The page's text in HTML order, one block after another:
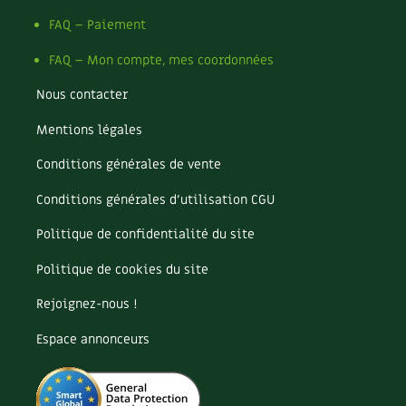
Société et alternatives
Vivre l’écologie
Protéger la nature
Actions pour la planète
Les 4 saisons
Archives
FAQ – Paiement
FAQ – Mon compte, mes coordonnées
Nous contacter
Mentions légales
Conditions générales de vente
Conditions générales d’utilisation CGU
Politique de confidentialité du site
Politique de cookies du site
Rejoignez-nous !
Espace annonceurs